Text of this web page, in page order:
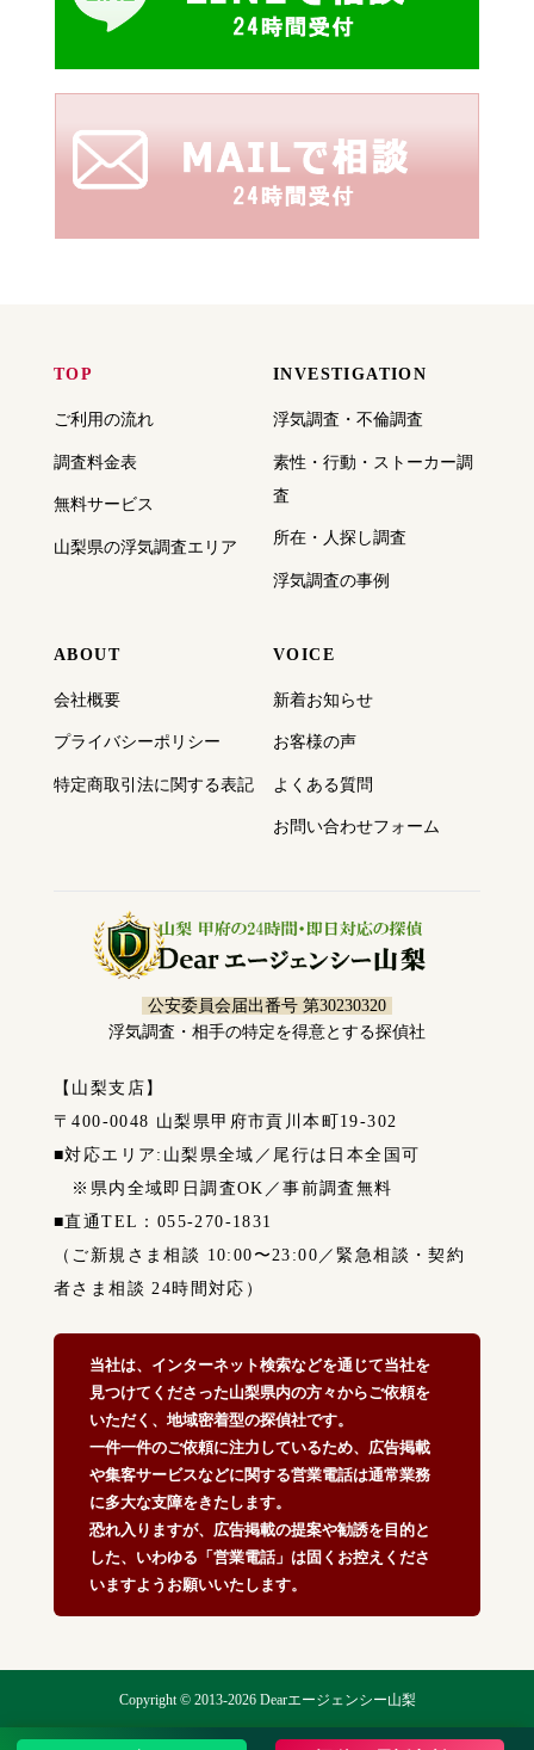
TOP
ご利用の流れ
調査料金表
無料サービス
山梨県の浮気調査エリア
INVESTIGATION
浮気調査・不倫調査
素性・行動・ストーカー調
査
所在・人探し調査
浮気調査の事例
ABOUT
会社概要
プライバシーポリシー
特定商取引法に関する表記
VOICE
新着お知らせ
お客様の声
よくある質問
お問い合わせフォーム
公安委員会届出番号 第30230320
浮気調査・相手の特定を得意とする探偵社
【山梨支店】
〒400-0048 山梨県甲府市貢川本町19-302
■対応エリア:山梨県全域／尾行は日本全国可
※県内全域即日調査OK／事前調査無料
■直通TEL：055-270-1831
（ご新規さま相談 10:00〜23:00／緊急相談・契約
者さま相談 24時間対応）
当社は、インターネット検索などを通じて当社を
見つけてくださった山梨県内の方々からご依頼を
いただく、地域密着型の探偵社です。
一件一件のご依頼に注力しているため、広告掲載
や集客サービスなどに関する営業電話は通常業務
に多大な支障をきたします。
恐れ入りますが、広告掲載の提案や勧誘を目的と
した、いわゆる「営業電話」は固くお控えくださ
いますようお願いいたします。
Copyright © 2013-2026 Dearエージェンシー山梨